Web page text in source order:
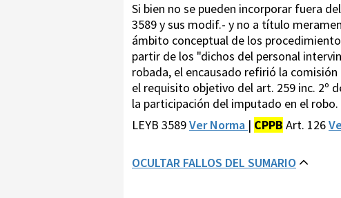
Si bien no se pueden incorporar fuera
3589 y sus modif.- y no a título
ámbito conceptual de los
partir de los "dichos del personal
robada, el encausado refirió la
el requisito objetivo del art. 259 inc. 2º
la participación del imputado en el robo.
LEYB 3589Ver Norma | CPPB Art. 126
OCULTAR FALLOS DEL SUMARIO